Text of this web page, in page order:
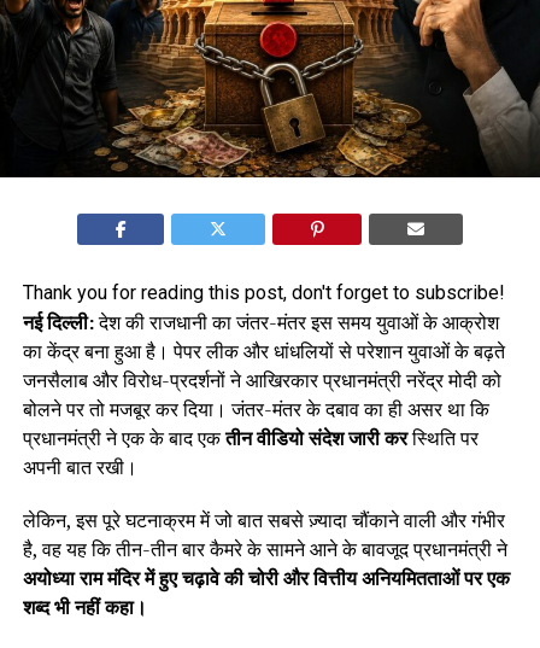
Thank you for reading this post, don't forget to subscribe!
नई दिल्ली:देश की राजधानी का जंतर-मंतर इस समय युवाओं के आक्रोश
का केंद्र बना हुआ है। पेपर लीक और धांधलियों से परेशान युवाओं के बढ़ते
जनसैलाब और विरोध-प्रदर्शनों ने आखिरकार प्रधानमंत्री नरेंद्र मोदी को
बोलने पर तो मजबूर कर दिया। जंतर-मंतर के दबाव का ही असर था कि
प्रधानमंत्री ने एक के बाद एकतीन वीडियो संदेश जारी करस्थिति पर
अपनी बात रखी।
लेकिन, इस पूरे घटनाक्रम में जो बात सबसे ज़्यादा चौंकाने वाली और गंभीर
है, वह यह कि तीन-तीन बार कैमरे के सामने आने के बावजूद प्रधानमंत्री ने
अयोध्या राम मंदिर में हुए चढ़ावे की चोरी और वित्तीय अनियमितताओं पर एक
शब्द भी नहीं कहा।